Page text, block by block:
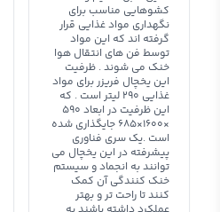
کشوهایی مناسب برای
نگهداری مواد غذایی قرار
گرفته اند که این مواد
توسط فن های انتقال هوا
خنک می شوند . ظرفیت
این یخچال فریزر برای مواد
غذایی 290 لیتر است . که
این ظرفیت در ابعاد 590
×1600×685 جایگذاری شده
است .یک سری فناوری
پیشرفته در این یخچال می
توانند به انجماد و سیستم
خنک کنندگی آن کمک
کنند تا راحت تر و بهتر